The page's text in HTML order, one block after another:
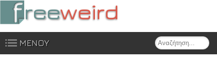
Search
ΜΕΝΟΥ
Skip to content